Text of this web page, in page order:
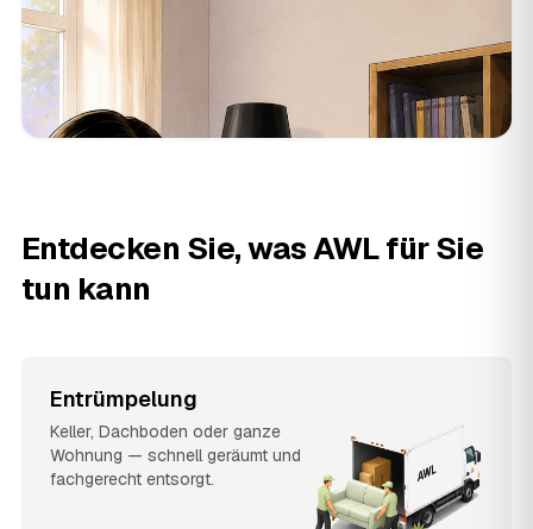
Entdecken Sie, was AWL für Sie
tun kann
Entrümpelung
Keller, Dachboden oder ganze
Wohnung — schnell geräumt und
fachgerecht entsorgt.